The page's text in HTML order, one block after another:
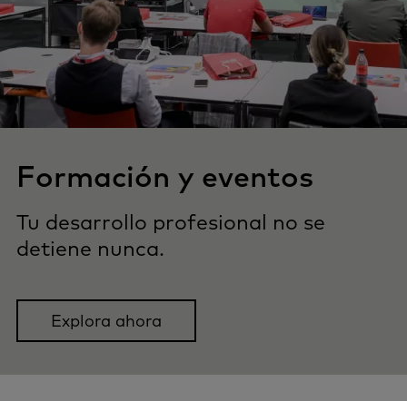
Formación y eventos
Tu desarrollo profesional no se
detiene nunca.
Explora ahora